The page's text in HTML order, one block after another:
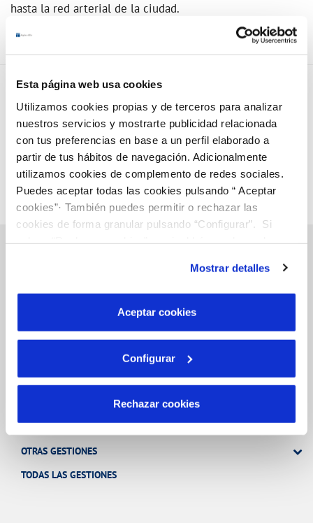
Esta página web usa cookies
Utilizamos cookies propias y de terceros para analizar
nuestros servicios y mostrarte publicidad relacionada
con tus preferencias en base a un perfil elaborado a
partir de tus hábitos de navegación. Adicionalmente
utilizamos cookies de complemento de redes sociales.
Puedes aceptar todas las cookies pulsando “ Aceptar
cookies”· También puedes permitir o rechazar las
cookies de forma granular pulsando “Configurar”. Si
son indispensables para que el sitio web funcione y que
por tanto no se pueden desactivar. Puedes consultar
más información en nuestraPolítica de Cookies
Mostrar detalles
Aceptar cookies
Configurar
Rechazar cookies
hasta la red arterial de la ciudad.
Gestiones Online
FACTURAS, PAGOS Y CONSUMOS
MODIFICACIÓN DE DATOS
OTRAS GESTIONES
TODAS LAS GESTIONES